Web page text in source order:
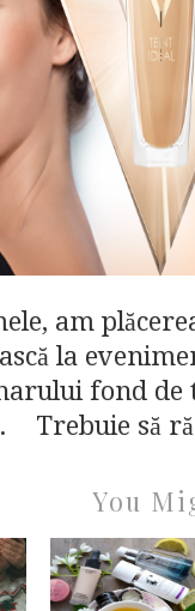
am
la
fond de
Trebuie să
You